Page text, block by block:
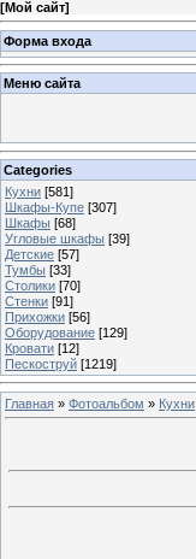
[Мой сайт]
Форма входа
Меню сайта
Categories
Кухни [581]
Шкафы-Купе [307]
Шкафы [68]
Угловые шкафы [39]
Детские [57]
Тумбы [33]
Столики [70]
Стенки [91]
Прихожки [56]
Оборудование [129]
Кровати [12]
Пескоструй [1219]
Главная » Фотоальбом » Кухни